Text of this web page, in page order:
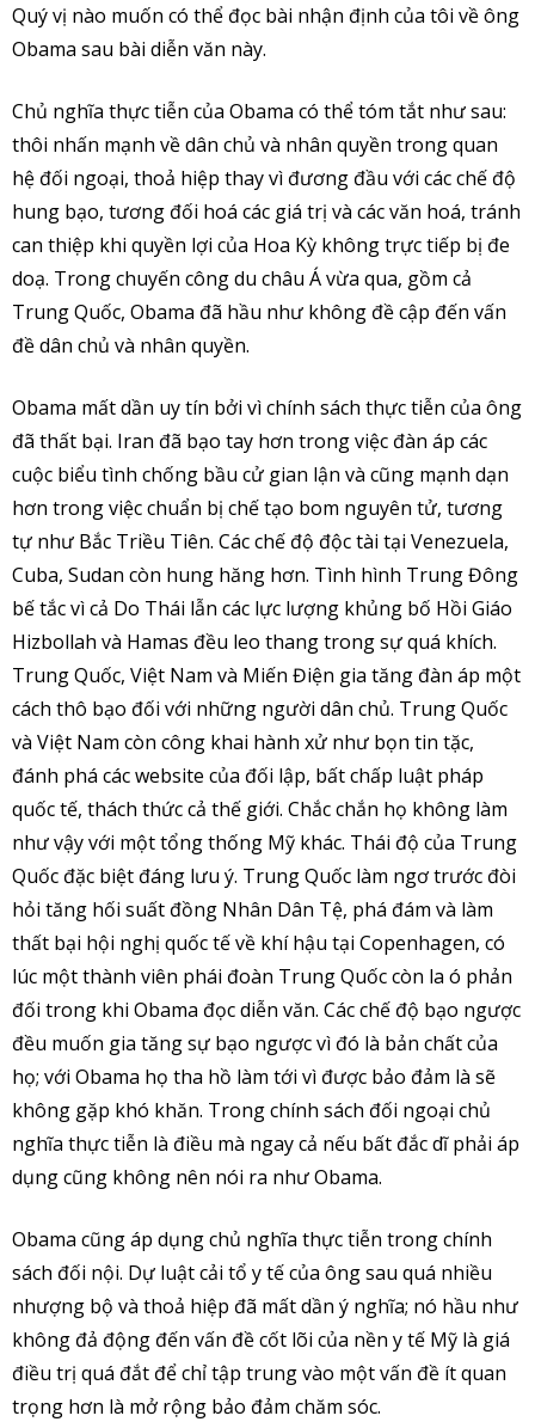
Quý vị nào muốn có thể đọc bài nhận định của tôi về ông
Obama sau bài diễn văn này.
Chủ nghĩa thực tiễn của Obama có thể tóm tắt như sau:
thôi nhấn mạnh về dân chủ và nhân quyền trong quan
hệ đối ngoại, thoả hiệp thay vì đương đầu với các chế độ
hung bạo, tương đối hoá các giá trị và các văn hoá, tránh
can thiệp khi quyền lợi của Hoa Kỳ không trực tiếp bị đe
doạ. Trong chuyến công du châu Á vừa qua, gồm cả
Trung Quốc, Obama đã hầu như không đề cập đến vấn
đề dân chủ và nhân quyền.
Obama mất dần uy tín bởi vì chính sách thực tiễn của ông
đã thất bại. Iran đã bạo tay hơn trong việc đàn áp các
cuộc biểu tình chống bầu cử gian lận và cũng mạnh dạn
hơn trong việc chuẩn bị chế tạo bom nguyên tử, tương
tự như Bắc Triều Tiên. Các chế độ độc tài tại Venezuela,
Cuba, Sudan còn hung hăng hơn. Tình hình Trung Đông
bế tắc vì cả Do Thái lẫn các lực lượng khủng bố Hồi Giáo
Hizbollah và Hamas đều leo thang trong sự quá khích.
Trung Quốc, Việt Nam và Miến Điện gia tăng đàn áp một
cách thô bạo đối với những người dân chủ. Trung Quốc
và Việt Nam còn công khai hành xử như bọn tin tặc,
đánh phá các website của đối lập, bất chấp luật pháp
quốc tế, thách thức cả thế giới. Chắc chắn họ không làm
như vậy với một tổng thống Mỹ khác. Thái độ của Trung
Quốc đặc biệt đáng lưu ý. Trung Quốc làm ngơ trước đòi
hỏi tăng hối suất đồng Nhân Dân Tệ, phá đám và làm
thất bại hội nghị quốc tế về khí hậu tại Copenhagen, có
lúc một thành viên phái đoàn Trung Quốc còn la ó phản
đối trong khi Obama đọc diễn văn. Các chế độ bạo ngược
đều muốn gia tăng sự bạo ngược vì đó là bản chất của
họ; với Obama họ tha hồ làm tới vì được bảo đảm là sẽ
không gặp khó khăn. Trong chính sách đối ngoại chủ
nghĩa thực tiễn là điều mà ngay cả nếu bất đắc dĩ phải áp
dụng cũng không nên nói ra như Obama.
Obama cũng áp dụng chủ nghĩa thực tiễn trong chính
sách đối nội. Dự luật cải tổ y tế của ông sau quá nhiều
nhượng bộ và thoả hiệp đã mất dần ý nghĩa; nó hầu như
không đả động đến vấn đề cốt lõi của nền y tế Mỹ là giá
điều trị quá đắt để chỉ tập trung vào một vấn đề ít quan
trọng hơn là mở rộng bảo đảm chăm sóc.